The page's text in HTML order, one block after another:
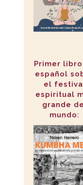
Primer libro
español
el
espiritual
grande
mundo: